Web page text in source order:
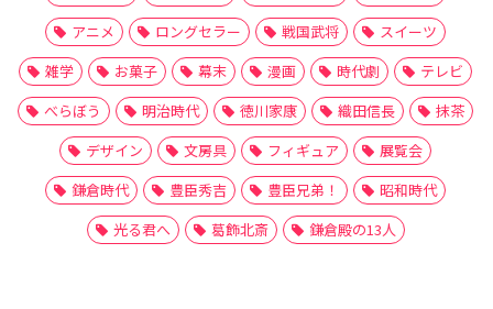
アニメ
ロングセラー 戦国武将
スイーツ
雑学
お菓子 幕末 漫画 時代劇
テレビ
べらぼう
明治時代 徳川家康 織田信長
抹茶
デザイン
文房具 フィギュア
展覧会
鎌倉時代
豊臣秀吉 豊臣兄弟！
昭和時代
光る君へ
葛飾北斎 鎌倉殿の13人